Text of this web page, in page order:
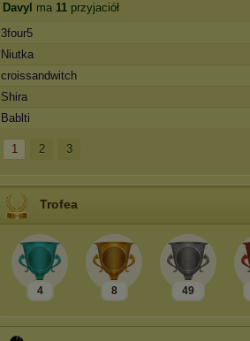
Davyl ma 11 przyjaciół
3four5
Niutka
croissandwitch
Shira
Bablti
1 2 3
Trofea
4 8 49